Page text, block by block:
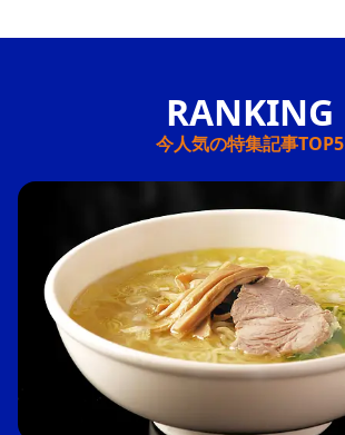
今人気の特集記事TOP5